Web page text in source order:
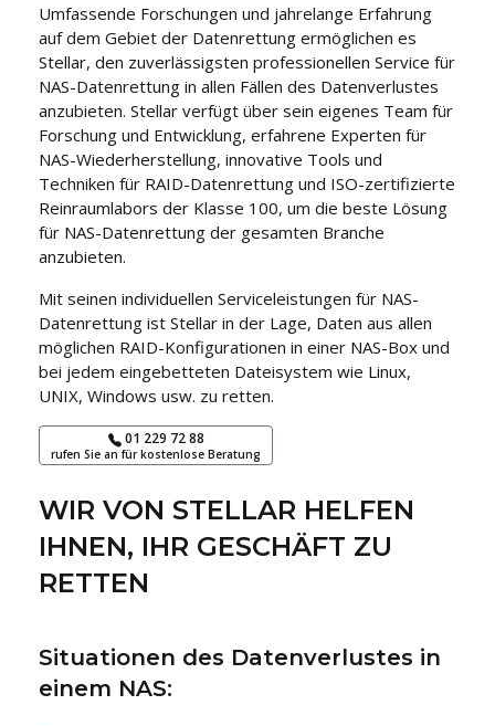
Umfassende Forschungen und jahrelange Erfahrung
auf dem Gebiet der Datenrettung ermöglichen es
Stellar, den zuverlässigsten professionellen Service für
NAS-Datenrettung in allen Fällen des Datenverlustes
anzubieten. Stellar verfügt über sein eigenes Team für
Forschung und Entwicklung, erfahrene Experten für
NAS-Wiederherstellung, innovative Tools und
Techniken für RAID-Datenrettung und ISO-zertifizierte
Reinraumlabors der Klasse 100, um die beste Lösung
für NAS-Datenrettung der gesamten Branche
anzubieten.
Mit seinen individuellen Serviceleistungen für NAS-
Datenrettung ist Stellar in der Lage, Daten aus allen
möglichen RAID-Konfigurationen in einer NAS-Box und
bei jedem eingebetteten Dateisystem wie Linux,
UNIX, Windows usw. zu retten.
01 229 72 88
rufen Sie an für kostenlose Beratung
WIR VON STELLAR HELFEN
IHNEN, IHR GESCHÄFT ZU
RETTEN
Situationen des Datenverlustes in
einem NAS: